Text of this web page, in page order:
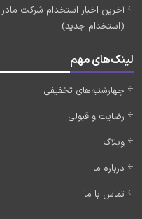
(استخدام جدید)
لینک‌های مهم
چهارشنبه‌های تخفیفی
رضایت و قبولی
وبلاگ
درباره ما
تماس با ما